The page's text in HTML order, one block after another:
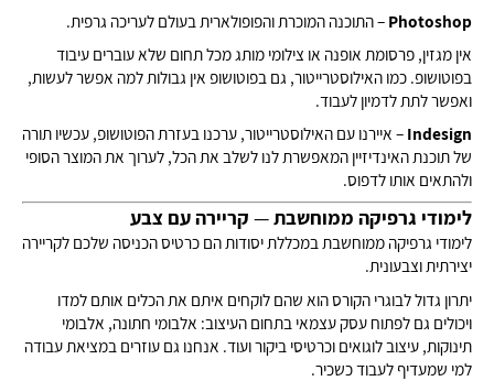
Photoshop – התוכנה המוכרת והפופולארית בעולם לעריכה גרפית.
אין מגזין, פרסומת אופנה או צילומי מותג מכל תחום שלא עוברים עיבוד
בפוטושופ. כמו האילוסטרייטור, גם בפוטושופ אין גבולות למה אפשר לעשות,
ואפשר לתת לדמיון לעבוד.
Indesign – איירנו עם האילוסטרייטור, ערכנו בעזרת הפוטושופ, עכשיו תורה
של תוכנת האינדיזיין המאפשרת לנו לשלב את הכל, לערוך את המוצר הסופי
ולהתאים אותו לדפוס.
לימודי גרפיקה ממוחשבת— קריירה עם צבע
לימודי גרפיקה ממוחשבת במכללת יסודות הם כרטיס הכניסה שלכם לקריירה
יצירתית וצבעונית.
יתרון גדול לבוגרי הקורס הוא שהם לוקחים איתם את הכלים אותם למדו
ויכולים גם לפתוח עסק עצמאי בתחום העיצוב: אלבומי חתונה, אלבומי
תינוקות, עיצוב לוגואים וכרטיסי ביקור ועוד. אנחנו גם עוזרים במציאת עבודה
למי שמעדיף לעבוד כשכיר.